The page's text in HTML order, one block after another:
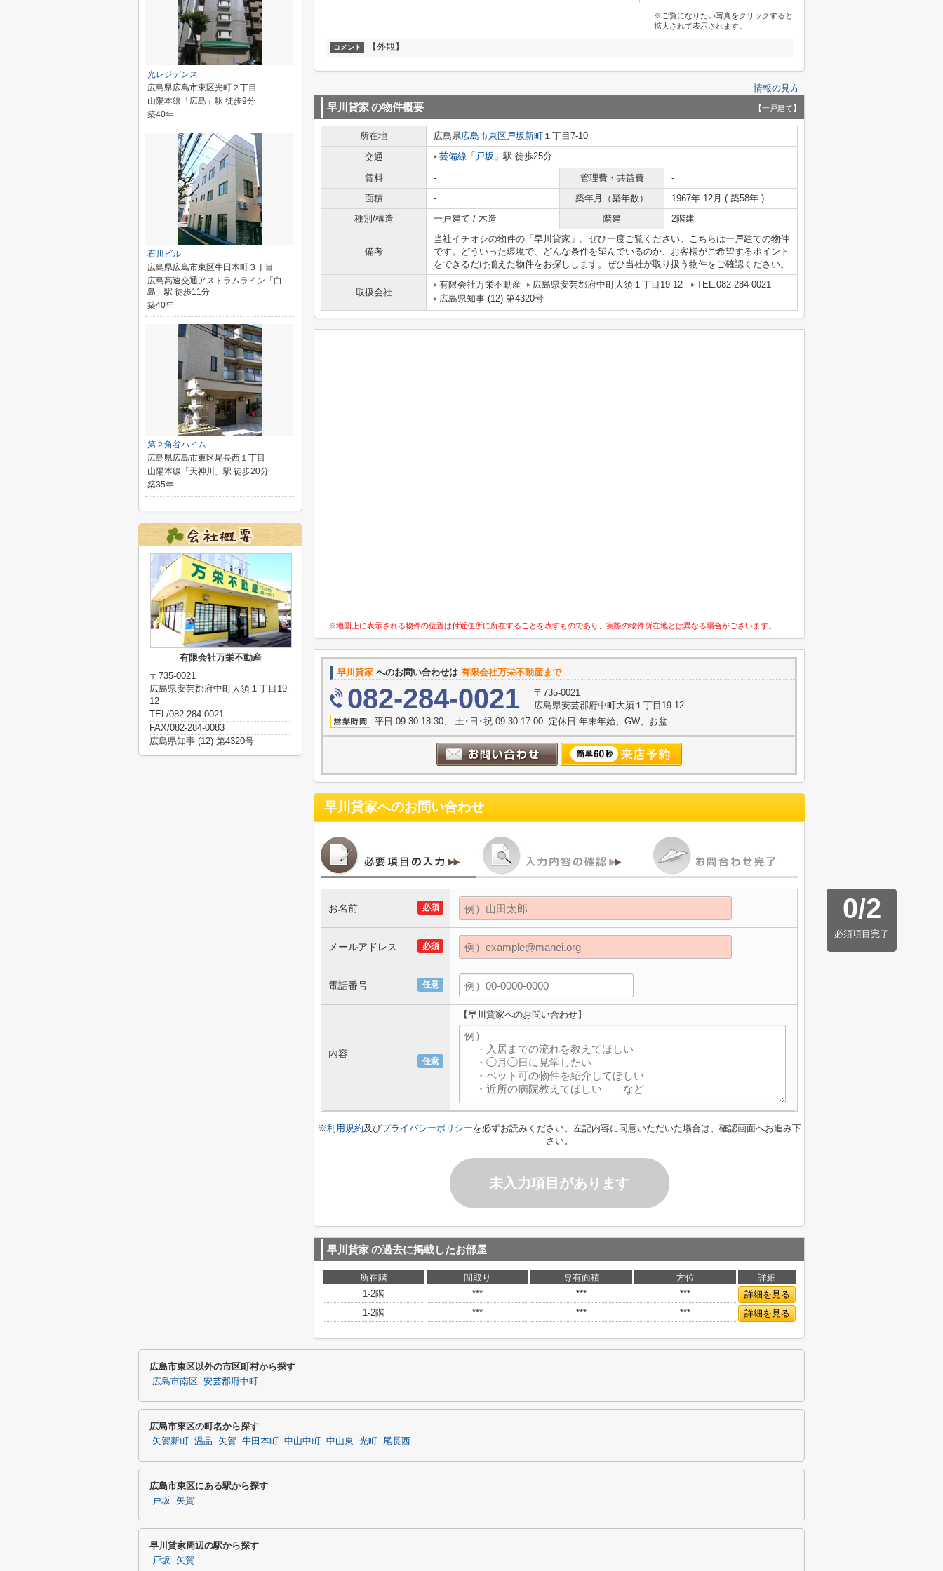
※ご覧になりたい写真をクリックすると
拡大されて表示されます。
コメント 【外観】
情報の見方
早川貸家の物件概要 【一戸建て】
所在地 広島県広島市東区戸坂新町 １丁目7-10
交通
芸備線 「 戸坂 」駅 徒歩25分
賃料 - 管理費・共益費
-
面積
- 築年月（築年数）
1967年 12月 ( 築58年 )
種別/構造
一戸建て / 木造 階建 2階建
備考
当社イチオシの物件の「早川貸家」。ぜひ一度ご覧ください。こちらは一戸建ての物件
です。どういった環境で、どんな条件を望んでいるのか、お客様がご希望するポイント
をできるだけ揃えた物件をお探しします。ぜひ当社が取り扱う物件をご確認ください。
取扱会社
有限会社万栄不動産 広島県安芸郡府中町大須１丁目19-12
TEL:082-284-0021
広島県知事 (12) 第4320号
※地図上に表示される物件の位置は付近住所に所在することを表すものであり、実際の物件所在地とは異なる場合がございます。
早川貸家 へのお問い合わせは 有限会社万栄不動産まで
082-284-0021
〒735-0021
広島県安芸郡府中町大須１丁目19-12
平日 09:30-18:30、 土･日･祝 09:30-17:00 定休日:年末年始、GW、お盆
早川貸家へのお問い合わせ
0/2
必須項目完了
必須
お名前
必須
メールアドレス
任意
電話番号
任意
内容
【早川貸家へのお問い合わせ】
※利用規約及びプライバシーポリシーを必ずお読みください。左記内容に同意いただいた場合は、確認画面へお進み下
さい。
未入力項目があります
早川貸家の過去に掲載したお部屋
所在階 間取り 専有面積 方位
詳細
1-2階
*** *** ***
詳細を見る
1-2階
*** *** *** 詳細を見る
光レジデンス
広島県広島市東区光町２丁目
山陽本線「広島」駅 徒歩9分
築40年
石川ビル
広島県広島市東区牛田本町３丁目
広島高速交通アストラムライン「白
島」駅 徒歩11分
築40年
第２角谷ハイム
広島県広島市東区尾長西１丁目
山陽本線「天神川」駅 徒歩20分
築35年
有限会社万栄不動産
〒735-0021
広島県安芸郡府中町大須１丁目19-
12
TEL/082-284-0021
FAX/082-284-0083
広島県知事 (12) 第4320号
広島市東区以外の市区町村から探す
広島市南区 安芸郡府中町
広島市東区の町名から探す
矢賀新町 温品 矢賀 牛田本町 中山中町 中山東 光町 尾長西
広島市東区にある駅から探す
戸坂 矢賀
早川貸家周辺の駅から探す
戸坂 矢賀